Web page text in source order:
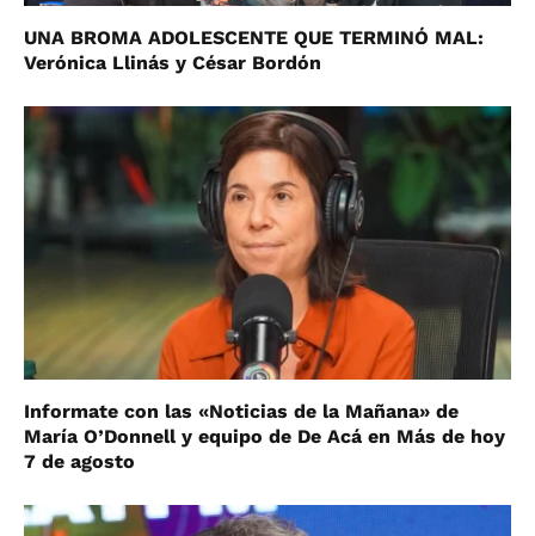
UNA BROMA ADOLESCENTE QUE TERMINÓ MAL:
Verónica Llinás y César Bordón
Informate con las «Noticias de la Mañana» de
María O’Donnell y equipo de De Acá en Más de hoy
7 de agosto